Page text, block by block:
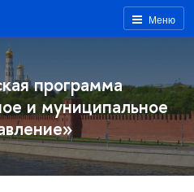
Меню
программа
и муниципальное